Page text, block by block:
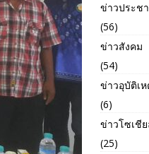
ข่าวประช
(56)
ข่าวสังคม
(54)
ข่าวอุบัติเห
(6)
ข่าวโซเชี
(25)